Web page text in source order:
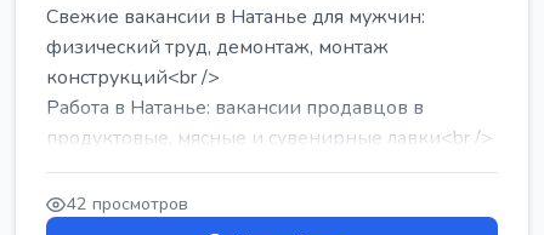
Свежие вакансии в Натанье для мужчин:
физический труд, демонтаж, монтаж
конструкций<br />
Работа в Натанье: вакансии продавцов в
продуктовые, мясные и сувенирные лавки<br />
Разнорабочий на сборку м...
42 просмотров